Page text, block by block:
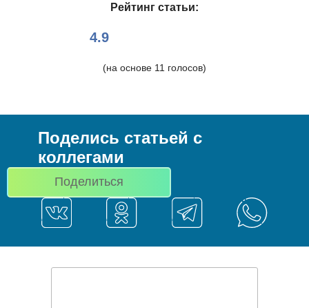
Рейтинг статьи:
4.9
(на основе 11 голосов)
Поделись статьей с
коллегами
Поделиться